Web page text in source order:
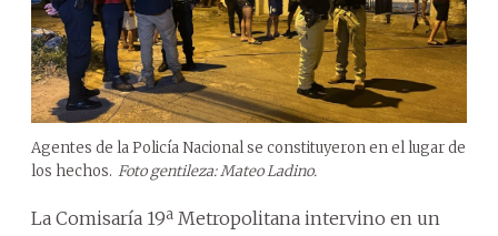
Agentes de la Policía Nacional se constituyeron en el lugar de
los hechos. Foto gentileza: Mateo Ladino.
La Comisaría 19ª Metropolitana intervino en un